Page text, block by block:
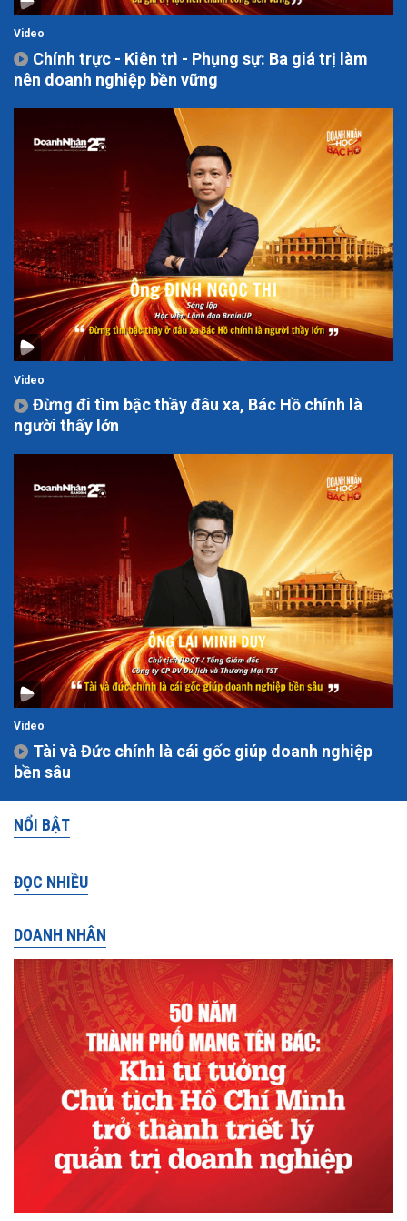
Video
Chính trực - Kiên trì - Phụng sự: Ba giá trị làm
nên doanh nghiệp bền vững
Video
Đừng đi tìm bậc thầy đâu xa, Bác Hồ chính là
người thấy lớn
Video
Tài và Đức chính là cái gốc giúp doanh nghiệp
bền sâu
NỔI BẬT
ĐỌC NHIỀU
DOANH NHÂN